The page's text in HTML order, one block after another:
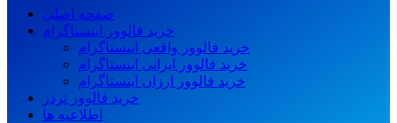
صفحه اصلی
خرید فالوور اینستاگرام
خرید فالوور واقعی اینستاگرام
خرید فالوور ایرانی اینستاگرام
خرید فالوور ارزان اینستاگرام
خرید فالوور تردز
اطلاعیه ها